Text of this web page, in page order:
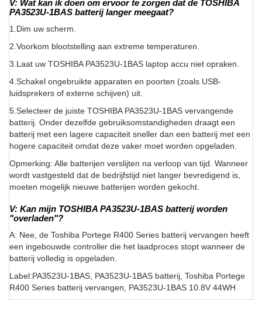
V: Wat kan ik doen om ervoor te zorgen dat de TOSHIBA
PA3523U-1BAS batterij langer meegaat?
1.Dim uw scherm.
2.Voorkom blootstelling aan extreme temperaturen.
3.Laat uw TOSHIBA PA3523U-1BAS laptop accu niet opraken.
4.Schakel ongebruikte apparaten en poorten (zoals USB-
luidsprekers of externe schijven) uit.
5.Selecteer de juiste TOSHIBA PA3523U-1BAS vervangende
batterij. Onder dezelfde gebruiksomstandigheden draagt een
batterij met een lagere capaciteit sneller dan een batterij met een
hogere capaciteit omdat deze vaker moet worden opgeladen.
Opmerking: Alle batterijen verslijten na verloop van tijd. Wanneer
wordt vastgesteld dat de bedrijfstijd niet langer bevredigend is,
moeten mogelijk nieuwe batterijen worden gekocht.
V: Kan mijn TOSHIBA PA3523U-1BAS batterij worden
"overladen"?
A: Nee, de Toshiba Portege R400 Series batterij vervangen heeft
een ingebouwde controller die het laadproces stopt wanneer de
batterij volledig is opgeladen.
Label:PA3523U-1BAS, PA3523U-1BAS batterij, Toshiba Portege
R400 Series batterij vervangen, PA3523U-1BAS 10.8V 44WH